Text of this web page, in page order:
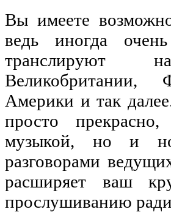
Вы имеете
ведь иногда
транслируют
Америки и так
просто
музыкой, но и
разговорами
расширяет ваш
прослушиванию